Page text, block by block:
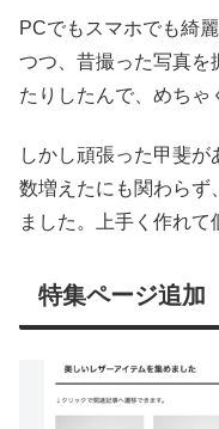
PCでもスマホでも綺
つつ、昔撮った写真を
たりしたんで、めちゃ
しかし頑張った甲斐
数増えたにも関わらず
ました。上手く作れて
特集ページ追加